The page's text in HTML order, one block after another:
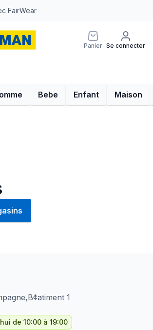
FairWear
Panier Se connecter
Bebe Enfant Maison
1
de 10:00 à 19:00